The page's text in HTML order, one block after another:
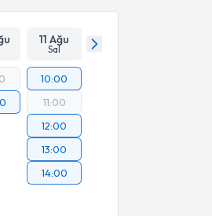
11 Ağu
Sal
10:00
11:00
12:00
13:00
14:00